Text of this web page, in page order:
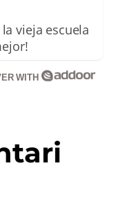
vieja escuela
WITH